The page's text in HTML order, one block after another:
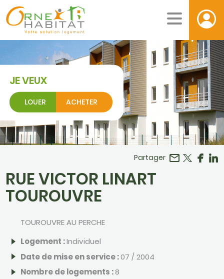
JE VEUX
LOUER ACHETER
Partager
RUE VICTOR LINART
TOUROUVRE
TOUROUVRE AU PERCHE
Logement :Individuel
Date de mise en service :07 / 2004
Nombre de logements :8